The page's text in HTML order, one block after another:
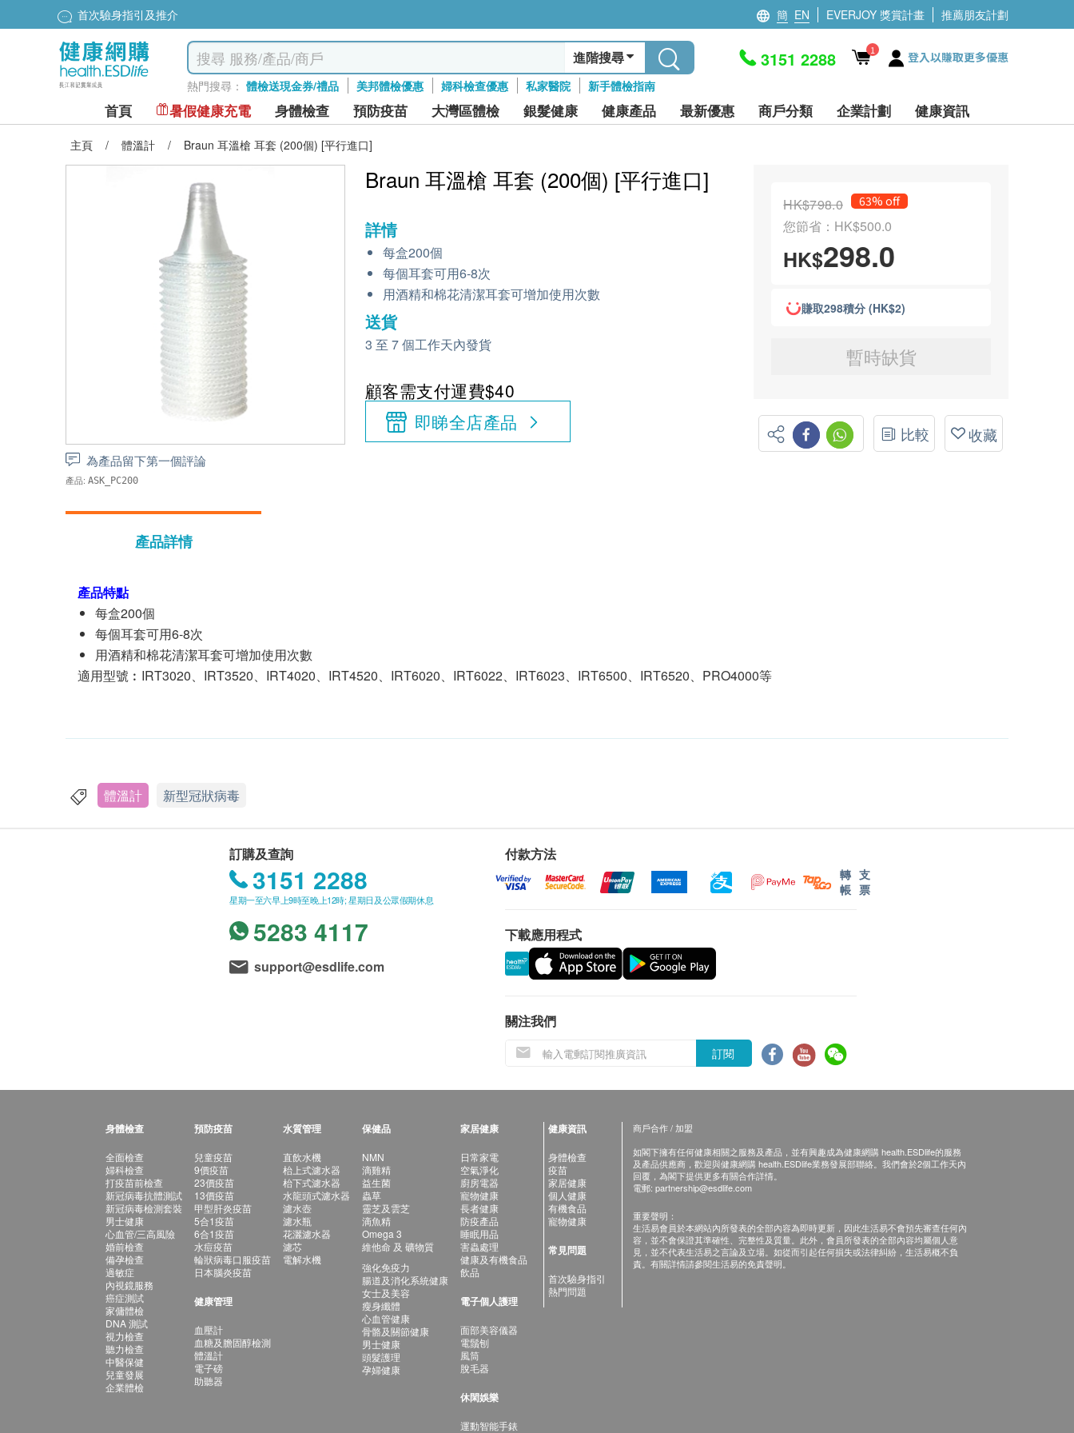
首次驗身指引及推介 簡 EN EVERJOY 獎賞計畫 推薦朋友計劃
進階搜尋
熱門搜尋： 體檢送現金券/禮品 美邦體檢優惠 婦科檢查優惠 私家醫院 新手體檢指南
3151 2288 1 登入以賺取更多優惠
首頁 暑假健康充電 身體檢查 預防疫苗 大灣區體檢 銀髮健康 健康產品 最新優惠 商戶分類 企業計劃 健康資訊
主頁 / 體溫計 / Braun 耳溫槍 耳套 (200個) [平行進口]
為產品留下第一個評論
產品: ASK_PC200
Braun 耳溫槍 耳套 (200個) [平行進口]
詳情
每盒200個
每個耳套可用6-8次
用酒精和棉花清潔耳套可增加使用次數
送貨
3 至 7 個工作天內發貨
顧客需支付運費$40
即睇全店產品
HK$798.0 63% off
您節省：HK$500.0
HK$298.0
賺取298積分 (HK$2)
暫時缺貨
比較 收藏
產品詳情
產品特點
每盒200個
每個耳套可用6-8次
用酒精和棉花清潔耳套可增加使用次數
適用型號︰IRT3020、IRT3520、IRT4020、IRT4520、IRT6020、IRT6022、IRT6023、IRT6500、IRT6520、PRO4000等
體溫計 新型冠狀病毒
訂購及查詢
3151 2288
星期一至六早上9時至晚上12時; 星期日及公眾假期休息
5283 4117
support@esdlife.com
付款方法
轉
帳
支
票
下載應用程式
關注我們
訂閱
身體檢查
全面檢查
婦科檢查
打疫苗前檢查
新冠病毒抗體測試
新冠病毒檢測套裝
男士健康
心血管/三高風險
婚前檢查
備孕檢查
過敏症
內視鏡服務
癌症測試
家傭體檢
DNA 測試
視力檢查
聽力檢查
中醫保健
兒童發展
企業體檢
預防疫苗
兒童疫苗
9價疫苗
23價疫苗
13價疫苗
甲型肝炎疫苗
5合1疫苗
6合1疫苗
水痘疫苗
輪狀病毒口服疫苗
日本腦炎疫苗
健康管理
血壓計
血糖及膽固醇檢測
體溫計
電子磅
助聽器
水質管理
直飲水機
枱上式濾水器
枱下式濾水器
水龍頭式濾水器
濾水壺
濾水瓶
花灑濾水器
濾芯
電解水機
保健品
NMN
滴雞精
益生菌
蟲草
靈芝及雲芝
滴魚精
Omega 3
維他命 及 礦物質
強化免疫力
腸道及消化系統健康
女士及美容
瘦身纖體
心血管健康
骨骼及關節健康
男士健康
頭髮護理
孕婦健康
家居健康
日常家電
空氣淨化
廚房電器
寵物健康
長者健康
防疫產品
睡眠用品
害蟲處理
健康及有機食品
飲品
電子個人護理
面部美容儀器
電鬚刨
風筒
脫毛器
休閑娛樂
運動智能手錶
健康資訊
身體檢查
疫苗
家居健康
個人健康
有機食品
寵物健康
常見問題
首次驗身指引
熱門問題
商戶合作 / 加盟
如閣下擁有任何健康相關之服務及產品，並有興趣成為健康網購 health.ESDlife的服務
及產品供應商，歡迎與健康網購 health.ESDlife業務發展部聯絡。我們會於2個工作天內
回覆，為閣下提供更多有關合作詳情。
電郵: partnership@esdlife.com
重要聲明：
生活易會員於本網站內所發表的全部內容為即時更新，因此生活易不會預先審查任何內
容，並不會保證其準確性、完整性及質量。此外，會員所發表的全部內容均屬個人意
見，並不代表生活易之言論及立場。如從而引起任何損失或法律糾紛，生活易概不負
責。有關詳情請參閱生活易的免責聲明。